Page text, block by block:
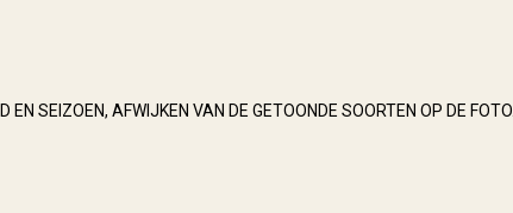
SEIZOEN, AFWIJKEN VAN DE GETOONDE SOORTEN OP DE FOTO.